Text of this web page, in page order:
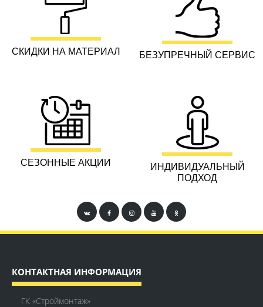
СКИДКИ НА МАТЕРИАЛ БЕЗУПРЕЧНЫЙ СЕРВИС
СЕЗОННЫЕ АКЦИИ
ИНДИВИДУАЛЬНЫЙ
ПОДХОД
КОНТАКТНАЯ ИНФОРМАЦИЯ
ГК «Строймонтаж»